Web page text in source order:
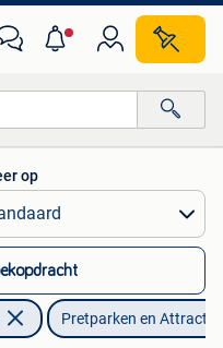
op
Pretparken en